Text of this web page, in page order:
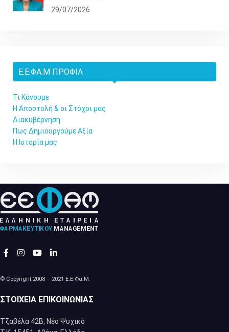
29/07/2026
Ε.Ε.ΦΑ.Μ ΠΡΟΦΊΛ
Τι Κάνουμε
Η Αποστολή & οι Στόχοι μας
Διακυβέρνηση
Πως Δημιουργούμε Αξία
Η Ιστορία μας
© Copyright 2008 – 2021 Ε.Ε.Φα.Μ.
ΣΤΟΙΧΕΊΑ ΕΠΙΚΟΙΝΩΝΊΑΣ
Τζαβέλα 42Β, Νέο Ψυχικό